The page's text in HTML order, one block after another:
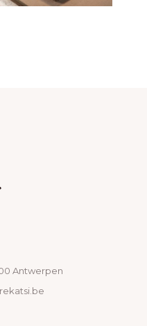
Antwerpen